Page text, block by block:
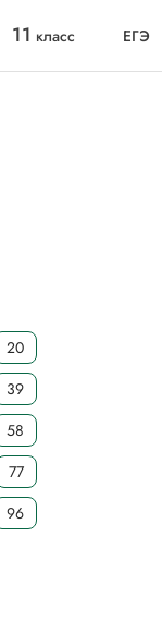
11 класс ЕГЭ
20
39
58
77
96